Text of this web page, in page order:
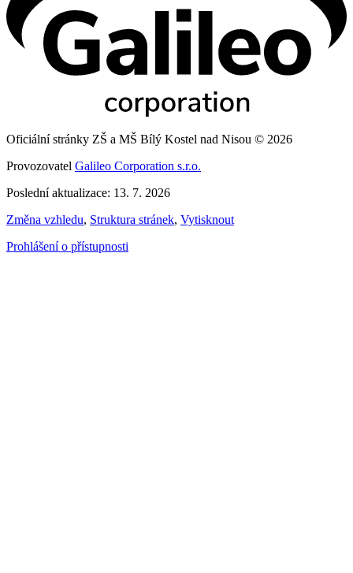
Oficiální stránky ZŠ a MŠ Bílý Kostel nad Nisou © 2026
Provozovatel Galileo Corporation s.r.o.
Poslední aktualizace: 13. 7. 2026
Změna vzhledu, Struktura stránek, Vytisknout
Prohlášení o přístupnosti